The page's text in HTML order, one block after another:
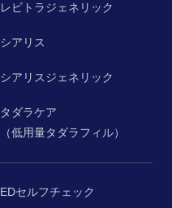
レビトラジェネリック
シアリス
シアリスジェネリック
タダラケア
（低用量タダラフィル）
EDセルフチェック